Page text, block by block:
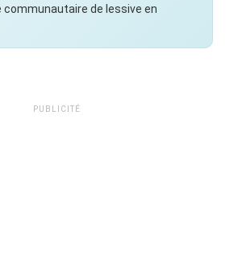
communautaire de lessive en
PUBLICITÉ